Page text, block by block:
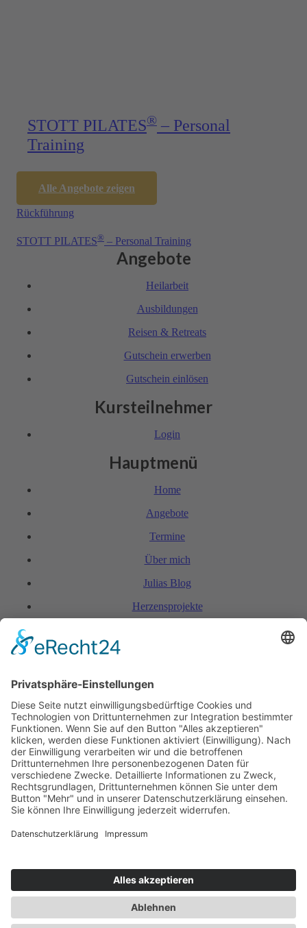
STOTT PILATES® – Personal
Training
Alle Angebote zeigen
Rück­führung
STOTT PILATES® – Personal Training
Angebote
Heil­arbeit
Ausbil­dungen
Reisen & Retreats
Gutschein erwerben
Gutschein einlösen
Kursteilnehmer
Login
Hauptmenü
Home
Angebote
Termine
Über mich
Julias Blog
Herzensprojekte
Rechtliches
Hinweis zur Heilarbeit
Daten­schutz­er­klärung
Impressum
Spendenkonto Indien
Indienreise 2027
Kontakt
+423 798 85 78
Julia Seegebarth
*SeelenWesenBewusstSein*
Feldstrasse 3A
9490 Vaduz